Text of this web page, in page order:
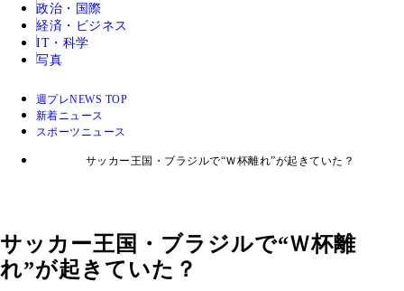
政治・国際
経済・ビジネス
IT・科学
写真
週プレNEWS TOP
新着ニュース
スポーツニュース
サッカー王国・ブラジルで“Ｗ杯離れ”が起きていた？
サッカー王国・ブラジルで“Ｗ杯離
れ”が起きていた？